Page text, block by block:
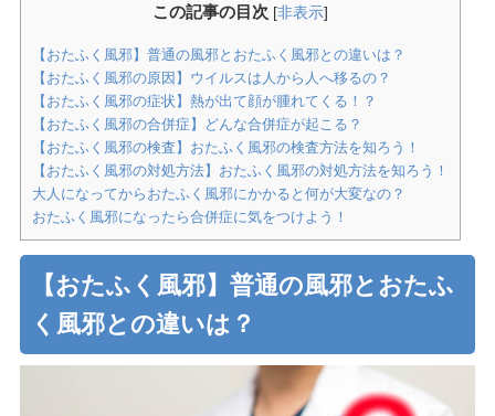
この記事の目次 [非表示]
【おたふく風邪】普通の風邪とおたふく風邪との違いは？
【おたふく風邪の原因】ウイルスは人から人へ移るの？
【おたふく風邪の症状】熱が出て顔が腫れてくる！？
【おたふく風邪の合併症】どんな合併症が起こる？
【おたふく風邪の検査】おたふく風邪の検査方法を知ろう！
【おたふく風邪の対処方法】おたふく風邪の対処方法を知ろう！
大人になってからおたふく風邪にかかると何が大変なの？
おたふく風邪になったら合併症に気をつけよう！
【おたふく風邪】普通の風邪とおたふ
く風邪との違いは？